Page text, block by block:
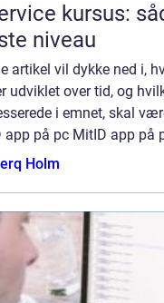
kursus:
niveau
artikel vil dykke ned i,
udviklet over tid, og
i emnet, skal
app på pc MitID app på
Holm